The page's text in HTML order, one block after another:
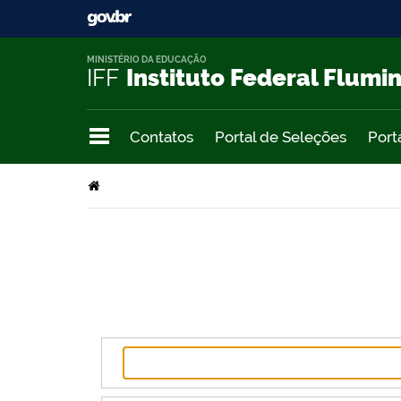
IFF Instituto Federal
MINISTÉRIO DA EDUCAÇÃO
Contatos Portal de Seleções